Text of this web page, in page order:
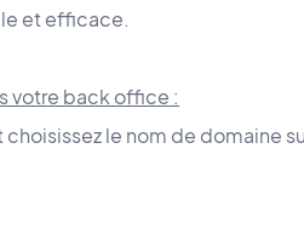
et efficace.
votre back office :
choisissez le nom de domaine